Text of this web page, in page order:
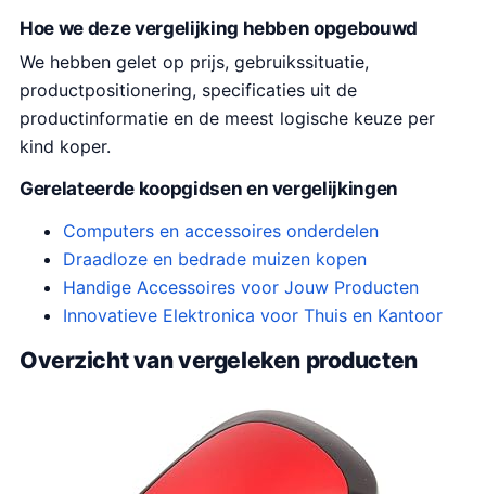
Hoe we deze vergelijking hebben opgebouwd
We hebben gelet op prijs, gebruikssituatie,
productpositionering, specificaties uit de
productinformatie en de meest logische keuze per
kind koper.
Gerelateerde koopgidsen en vergelijkingen
Computers en accessoires onderdelen
Draadloze en bedrade muizen kopen
Handige Accessoires voor Jouw Producten
Innovatieve Elektronica voor Thuis en Kantoor
Overzicht van vergeleken producten